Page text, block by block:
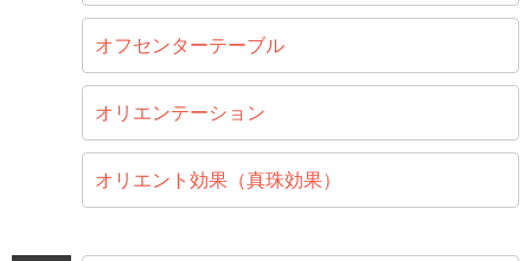
オフセンターテーブル
オリエンテーション
オリエント効果（真珠効果）